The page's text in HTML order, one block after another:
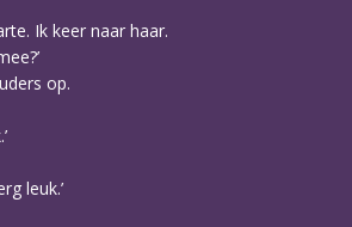
Ik keer naar haar.
op.
leuk.’